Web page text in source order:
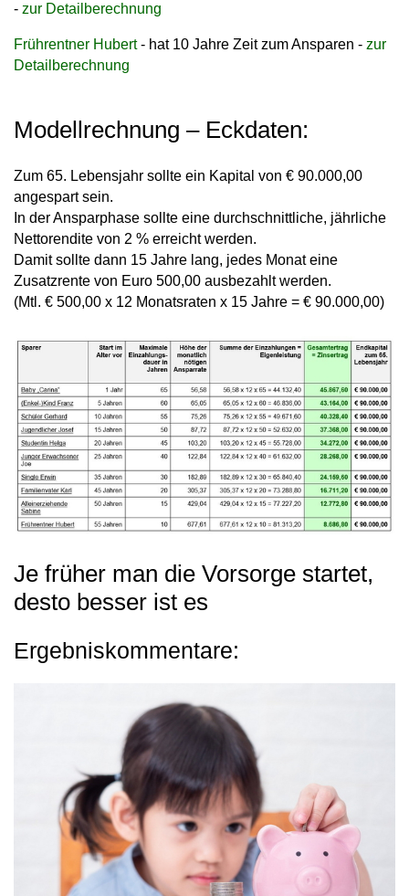
- zur Detailberechnung
Frührentner Hubert- hat 10 Jahre Zeit zum Ansparen - zur
Detailberechnung
Modellrechnung – Eckdaten:
Zum 65. Lebensjahr sollte ein Kapital von € 90.000,00
angespart sein.
In der Ansparphase sollte eine durchschnittliche, jährliche
Nettorendite von 2 % erreicht werden.
Damit sollte dann 15 Jahre lang, jedes Monat eine
Zusatzrente von Euro 500,00 ausbezahlt werden.
(Mtl. € 500,00 x 12 Monatsraten x 15 Jahre = € 90.000,00)
Je früher man die Vorsorge startet,
desto besser ist es
Ergebniskommentare: